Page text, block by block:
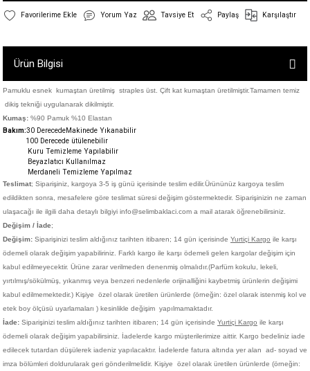
Yorum Yaz Tavsiye Et Paylaş Karşılaştır
Ürün Bilgisi
Pamuklu esnek kumaştan üretilmiş straples üst. Çift kat kumaştan üretilmiştir.Tamamen temiz
dikiş tekniği uygulanarak dikilmiştir.
Kumaş: %90 Pamuk %10 Elastan
Bakım:30 DerecedeMakinede Yıkanabilir
100 Derecede ütülenebilir
Kuru Temizleme Yapılabilir
Beyazlatıcı Kullanılmaz
Merdaneli Temizleme Yapılmaz
Teslimat; Siparişiniz, kargoya 3-5 iş günü içerisinde teslim edilir.Ürününüz kargoya teslim
edildikten sonra, mesafelere göre teslimat süresi değişim göstermektedir. Siparişinizin ne zaman
ulaşacağı ile ilgili daha detaylı bilgiyi info@selimbaklaci.com a mail atarak öğrenebilirsiniz.
Değişim / İade;
Değişim: Siparişinizi teslim aldığınız tarihten itibaren; 14 gün içerisinde Yurtiçi Kargo ile karşı
ödemeli olarak değişim yapabiliriniz. Farklı kargo ile karşı ödemeli gelen kargolar değişim için
kabul edilmeyecektir. Ürüne zarar verilmeden denenmiş olmalıdır.(Parfüm kokulu, lekeli,
yırtılmış/sökülmüş, yıkanmış veya benzeri nedenlerle orijinalliğini kaybetmiş ürünlerin değişimi
kabul edilmemektedir.) Kişiye
özel olarak üretilen ürünlerde (örneğin: özel olarak istenmiş kol ve
etek boy ölçüsü uyarlamaları ) kesinlikle değişim yapılmamaktadır.
İade: Siparişinizi teslim aldığınız tarihten itibaren; 14 gün içerisinde Yurtiçi Kargo ile karşı
ödemeli olarak değişim yapabilirsiniz. İadelerde kargo müşterilerimize aittir. Kargo bedeliniz iade
edilecek tutardan düşülerek iadeniz yapılacaktır. İadelerde fatura altında yer alan ad- soyad ve
imza bölümleri doldurularak geri gönderilmelidir. Kişiye
özel olarak üretilen ürünlerde (örneğin: